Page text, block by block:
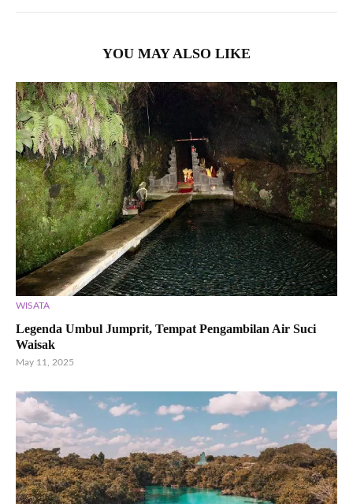
YOU MAY ALSO LIKE
WISATA
Legenda Umbul Jumprit, Tempat Pengambilan Air Suci
Waisak
May 11, 2025